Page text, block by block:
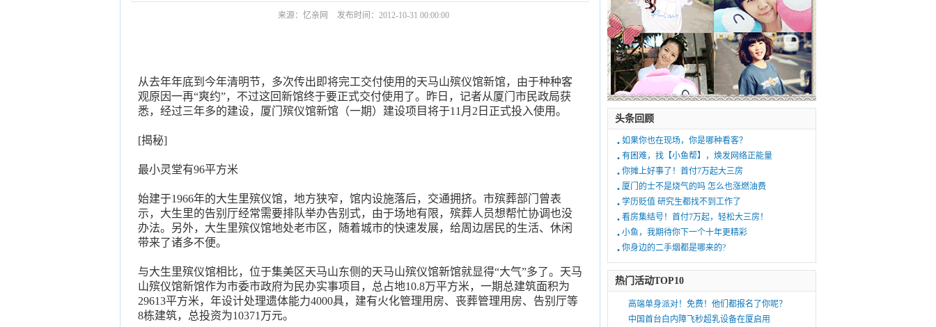
来源：忆亲网 发布时间：2012-10-31 00:00:00
从去年年底到今年清明节，多次传出即将完工交付使用的天马山殡仪馆新馆，由于种种客
观原因一再“爽约”，不过这回新馆终于要正式交付使用了。昨日，记者从厦门市民政局获
悉，经过三年多的建设，厦门殡仪馆新馆（一期）建设项目将于11月2日正式投入使用。
[揭秘]
最小灵堂有96平方米
始建于1966年的大生里殡仪馆，地方狭窄，馆内设施落后，交通拥挤。市殡葬部门曾表
示，大生里的告别厅经常需要排队举办告别式，由于场地有限，殡葬人员想帮忙协调也没
办法。另外，大生里殡仪馆地处老市区，随着城市的快速发展，给周边居民的生活、休闲
带来了诸多不便。
与大生里殡仪馆相比，位于集美区天马山东侧的天马山殡仪馆新馆就显得“大气”多了。天马
山殡仪馆新馆作为市委市政府为民办实事项目，总占地10.8万平方米，一期总建筑面积为
29613平方米，年设计处理遗体能力4000具，建有火化管理用房、丧葬管理用房、告别厅等
8栋建筑，总投资为10371万元。
头条回顾
· 如果你也在现场，你是哪种看客？
· 有困难，找【小鱼帮】，焕发网络正能量
· 你摊上好事了！首付7万起大三房
· 厦门的士不是烧气的吗 怎么也涨燃油费
· 学历贬值 研究生都找不到工作了
· 看房集结号！首付7万起，轻松大三房！
· 小鱼，我期待你下一个十年更精彩
· 你身边的二手烟都是哪来的?
热门活动TOP10
高端单身派对！免费！他们都报名了你呢？
中国首台白内障飞秒超乳设备在厦启用